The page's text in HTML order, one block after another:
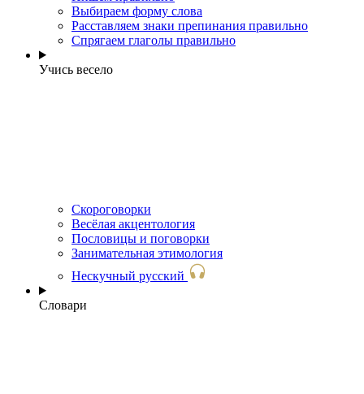
Выбираем форму слова
Расставляем знаки препинания правильно
Спрягаем глаголы правильно
Учись весело
Скороговорки
Весёлая акцентология
Пословицы и поговорки
Занимательная этимология
Нескучный русский
Словари